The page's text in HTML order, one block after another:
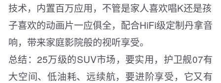
技术，内置百万应用，不管是家人喜欢唱K还是孩
子喜欢的动画片一应俱全，配合HiFi级定制丹拿音
响，带来家庭影院般的视听享受。
总结：25万级的SUV市场，要实用，护卫舰07有
大空间、低油耗、远续航，要进阶享受，它又有